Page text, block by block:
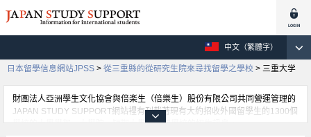
中文（繁體字）
日本留學信息網站JPSS > 從三重縣的從研究生院來尋找留學之學校 > 三重大学
財團法人亞洲學生文化協會與倍楽生（倍樂生）股份有限公司共同營運管理的
JAPAN STUDY SUPPORT網站裡有刊載著現有大約招收外國留學生的1300個
學校的大學學部、大學院、短期大學、專門學校的招生訊息。